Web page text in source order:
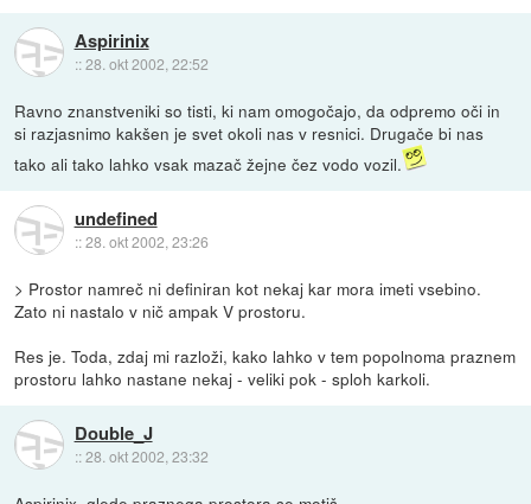
Aspirinix
::28. okt 2002, 22:52
Ravno znanstveniki so tisti, ki nam omogočajo, da odpremo oči in
si razjasnimo kakšen je svet okoli nas v resnici. Drugače bi nas
tako ali tako lahko vsak mazač žejne čez vodo vozil.
undefined
::28. okt 2002, 23:26
> Prostor namreč ni definiran kot nekaj kar mora imeti vsebino.
Zato ni nastalo v nič ampak V prostoru.
Res je. Toda, zdaj mi razloži, kako lahko v tem popolnoma praznem
prostoru lahko nastane nekaj - veliki pok - sploh karkoli.
Double_J
::28. okt 2002, 23:32